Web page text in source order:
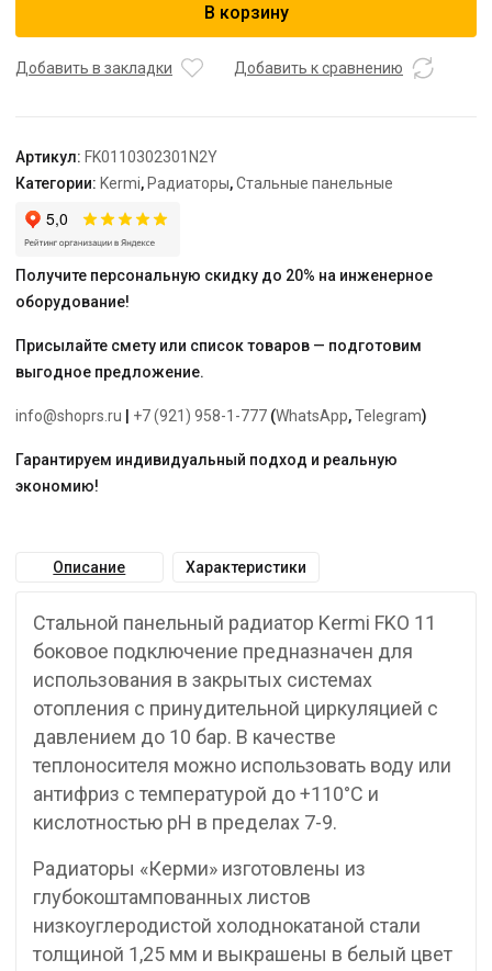
61*300*2300,
Kermi
В корзину
Добавить в закладки Добавить к сравнению
Артикул: FK0110302301N2Y
Категории: Kermi, Радиаторы,Стальные панельные
Получите персональную скидку до 20% на инженерное
оборудование!
Присылайте смету или список товаров — подготовим
выгодное предложение.
info@shoprs.ru +7 (921) 958-1-777 (WhatsApp,Telegram)
Гарантируем индивидуальный подход и реальную
экономию!
Описание Характеристики
Стальной панельный радиатор Kermi FKO 11
боковое подключение предназначен для
использования в закрытых системах
отопления с принудительной циркуляцией с
давлением до 10 бар. В качестве
теплоносителя можно использовать воду или
антифриз с температурой до +110°C и
кислотностью pH в пределах 7-9.
Радиаторы «Керми» изготовлены из
глубокоштампованных листов
низкоуглеродистой холоднокатаной стали
толщиной 1,25 мм и выкрашены в белый цвет